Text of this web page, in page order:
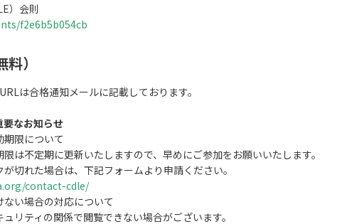
）会則
f2e6b5b054cb
）
は合格通知メールに記載しております。
なお知らせ
期限について
不定期に更新いたしますので、早めにご参加をお願いいたします。
れた場合は、下記フォームより申請ください。
contact-cdle/
ない場合の対応について
ティの関係で閲覧できない場合がございます。